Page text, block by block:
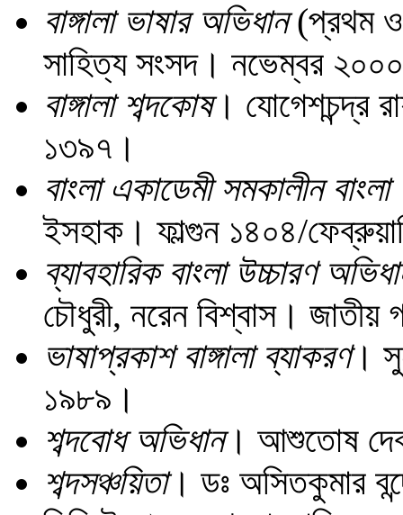
বাঙ্গালা ভাষার অভিধান(প্রথম ও
সাহিত্য সংসদ। নভেম্বর
বাঙ্গালা শব্দকোষ। যোগেশচন্দ্র
১৩৯৭।
বাংলা একাডেমী সমকালীন
ইসহাক। ফাল্গুন ১৪০৪/
ব্যাবহারিক বাংলা উচ্চারণ
চৌধুরী, নরেন বিশ্বাস।
ভাষাপ্রকাশ বাঙ্গালা ব্যাকরণ।
১৯৮৯।
শব্দবোধ অভিধান। আশুতোষ
শব্দসঞ্চয়িতা। ডঃ অসিতকুমার